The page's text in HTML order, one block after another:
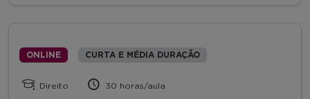
ONLINE CURTA E MÉDIA DURAÇÃO
Direito 30 horas/aula